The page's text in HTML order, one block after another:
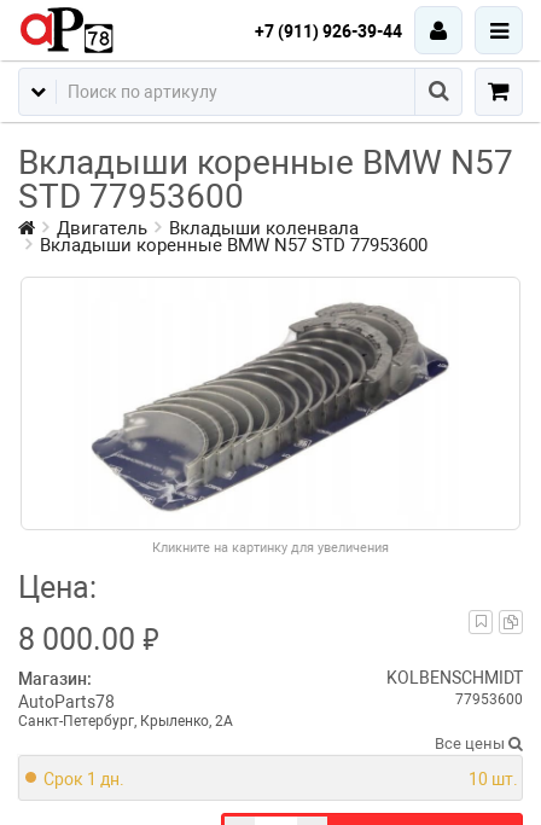
+7 (911) 926-39-44
Вкладыши коренные BMW N57
STD 77953600
Двигатель Вкладыши коленвала
Вкладыши коренные BMW N57 STD 77953600
Кликните на картинку для увеличения
Цена:
8 000.00 ₽
Магазин:
AutoParts78
Санкт-Петербург, Крыленко, 2А
KOLBENSCHMIDT
77953600
Все цены
Срок 1 дн. 10 шт.